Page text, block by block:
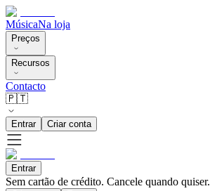
MúsicaNa loja
Preços
Recursos
Contacto
🇵🇹
Entrar Criar conta
Entrar
Sem cartão de crédito. Cancele quando quiser.